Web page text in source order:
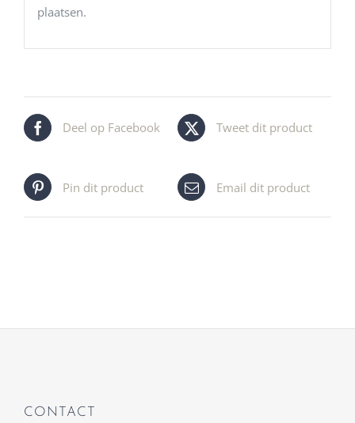
plaatsen.
Deel op Facebook Tweet dit product
Pin dit product Email dit product
CONTACT